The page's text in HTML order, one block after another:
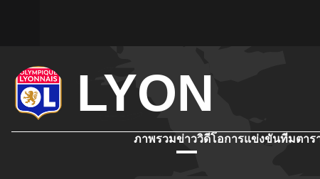
LYON
ภาพรวมข่าววิดีโอการแข่งขันทีมตาร